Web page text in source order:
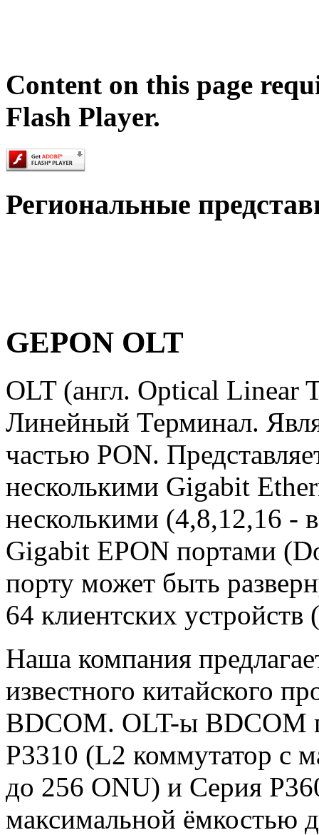
Content on this page
Flash Player.
Региональные
GEPON OLT
OLT (англ. Optical Linear
Линейный Терминал.
частью PON.
несколькими Gigabit
несколькими (4,8,12,16 -
Gigabit EPON портами
порту может быть
64 клиентских устройств
Наша компания
известного китайского
BDCOM. OLT-ы BDCOM
P3310 (L2 коммутатор с
до 256 ONU) и Серия
максимальной ёмкостью